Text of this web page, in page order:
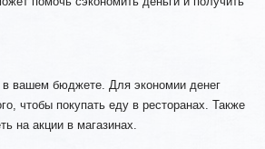
в вашем бюджете. Для экономии денег
чтобы покупать еду в ресторанах. Также
на акции в магазинах.